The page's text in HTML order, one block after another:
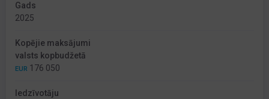
Gads
2025
Kopējie maksājumi
valsts kopbudžetā
EUR 176 050
Iedzīvotāju